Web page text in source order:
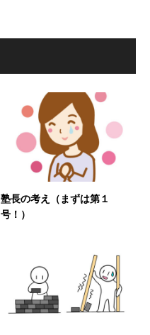
塾長の考え（まずは第１
号！）